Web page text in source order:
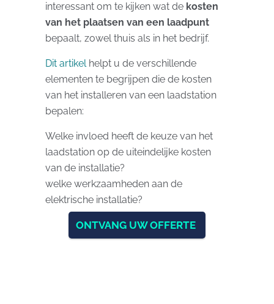
interessant om te kijken wat de kosten
van het plaatsen van een laadpunt
bepaalt, zowel thuis als in het bedrijf.
Dit artikelhelpt u de verschillende
elementen te begrijpen die de kosten
van het installeren van een laadstation
bepalen:
Welke invloed heeft de keuze van het
laadstation op de uiteindelijke kosten
van de installatie?
welke werkzaamheden aan de
elektrische installatie?
ONTVANG UW OFFERTE